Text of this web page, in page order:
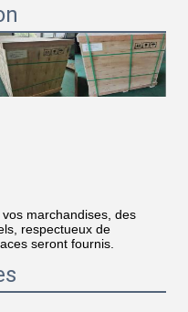
marchandises, des
respectueux de
seront fournis.